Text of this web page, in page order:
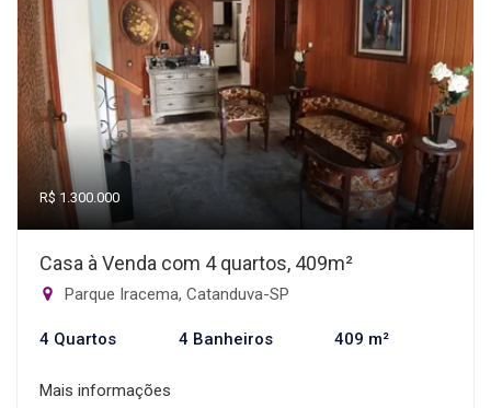
R$ 1.300.000
Casa à Venda com 4 quartos, 409m²
Parque Iracema, Catanduva-SP
4 Quartos 4 Banheiros 409 m²
Mais informações